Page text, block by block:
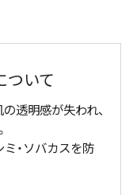
ついて
透明感が失われ、
・ソバカスを防